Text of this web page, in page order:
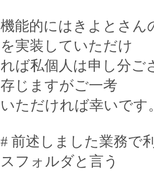
機能的にはきよとさん
を実装していただけ
れば私個人は申し分ご
存じますがご一考
いただければ幸いです
# 前述しました業務で
スフォルダと言う